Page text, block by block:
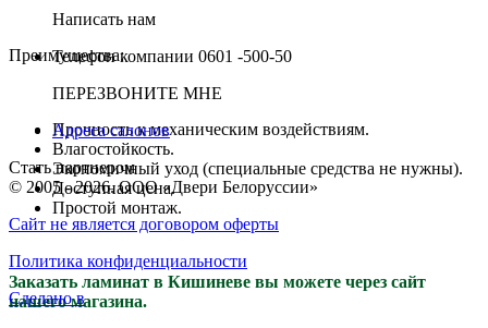
Преимущества:
Прочность к механическим воздействиям.
Влагостойкость.
Экономичный уход (специальные средства не нужны).
Доступная цена.
Простой монтаж.
Заказать ламинат в Кишиневе вы можете через сайт
нашего магазина.
Написать нам
Телефон компании 0601 -500-50
ПЕРЕЗВОНИТЕ МНЕ
Адреса салонов
Стать партнером
© 2005 - 2026. ООО «Двери Белоруссии»
Сайт не является договором оферты
Политика конфиденциальности
Сделано в